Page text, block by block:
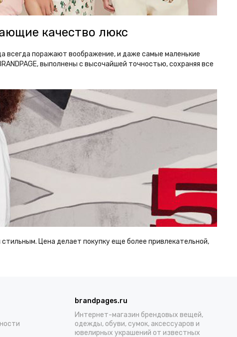
качество люкс
всегда поражают воображение, и даже самые маленькие
выполнены с высочайшей точностью, сохраняя все
Цена делает покупку еще более привлекательной,
brandpages.ru
Интернет-магазин брендовых вещей,
одежды, обуви, сумок, аксессуаров и
ювелирных украшений от известных